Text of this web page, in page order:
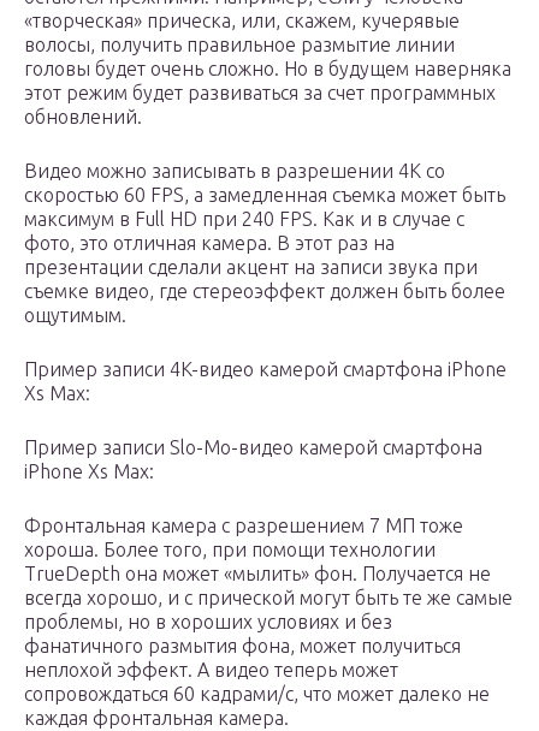
«творческая» прическа, или, скажем, кучерявые
волосы, получить правильное размытие линии
головы будет очень сложно. Но в будущем наверняка
этот режим будет развиваться за счет программных
обновлений.
Видео можно записывать в разрешении 4К со
скоростью 60 FPS, а замедленная съемка может быть
максимум в Full HD при 240 FPS. Как и в случае с
фото, это отличная камера. В этот раз на
презентации сделали акцент на записи звука при
съемке видео, где стереоэффект должен быть более
ощутимым.
Пример записи 4K-видео камерой смартфона iPhone
Xs Max:
Пример записи Slo-Mo-видео камерой смартфона
iPhone Xs Max:
Фронтальная камера с разрешением 7 МП тоже
хороша. Более того, при помощи технологии
TrueDepth она может «мылить» фон. Получается не
всегда хорошо, и с прической могут быть те же самые
проблемы, но в хороших условиях и без
фанатичного размытия фона, может получиться
неплохой эффект. А видео теперь может
сопровождаться 60 кадрами/с, что может далеко не
каждая фронтальная камера.